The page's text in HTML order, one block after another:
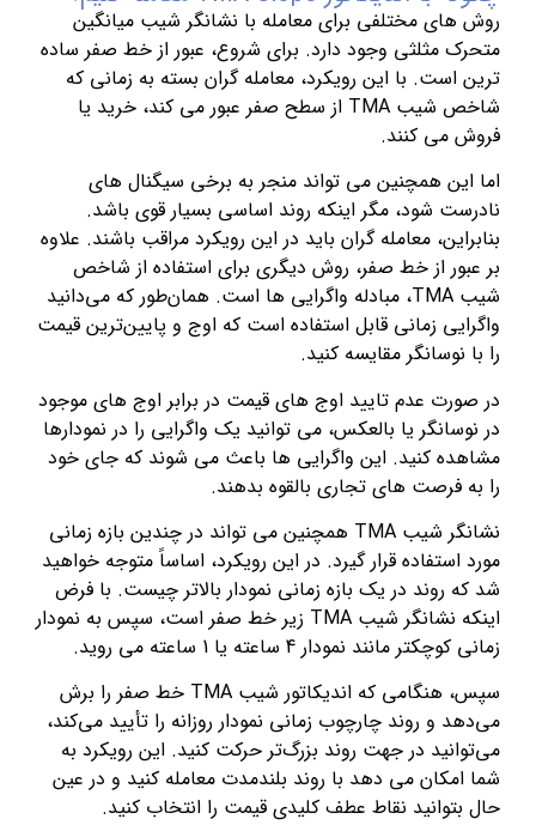
روش های مختلفی برای معامله با نشانگر شیب میانگین
متحرک مثلثی وجود دارد. برای شروع، عبور از خط صفر ساده
ترین است. با این رویکرد، معامله گران بسته به زمانی که
شاخص شیب TMA از سطح صفر عبور می کند، خرید یا
فروش می کنند.
اما این همچنین می تواند منجر به برخی سیگنال های
نادرست شود، مگر اینکه روند اساسی بسیار قوی باشد.
بنابراین، معامله گران باید در این رویکرد مراقب باشند. علاوه
بر عبور از خط صفر، روش دیگری برای استفاده از شاخص
شیب TMA، مبادله واگرایی ها است. همان‌طور که می‌دانید
واگرایی زمانی قابل استفاده است که اوج و پایین‌ترین قیمت
را با نوسانگر مقایسه کنید.
در صورت عدم تایید اوج های قیمت در برابر اوج های موجود
در نوسانگر یا بالعکس، می توانید یک واگرایی را در نمودارها
مشاهده کنید. این واگرایی ها باعث می شوند که جای خود
را به فرصت های تجاری بالقوه بدهند.
نشانگر شیب TMA همچنین می تواند در چندین بازه زمانی
مورد استفاده قرار گیرد. در این رویکرد، اساساً متوجه خواهید
شد که روند در یک بازه زمانی نمودار بالاتر چیست. با فرض
اینکه نشانگر شیب TMA زیر خط صفر است، سپس به نمودار
زمانی کوچکتر مانند نمودار 4 ساعته یا 1 ساعته می روید.
سپس، هنگامی که اندیکاتور شیب TMA خط صفر را برش
می‌دهد و روند چارچوب زمانی نمودار روزانه را تأیید می‌کند،
می‌توانید در جهت روند بزرگ‌تر حرکت کنید. این رویکرد به
شما امکان می دهد با روند بلندمدت معامله کنید و در عین
حال بتوانید نقاط عطف کلیدی قیمت را انتخاب کنید.